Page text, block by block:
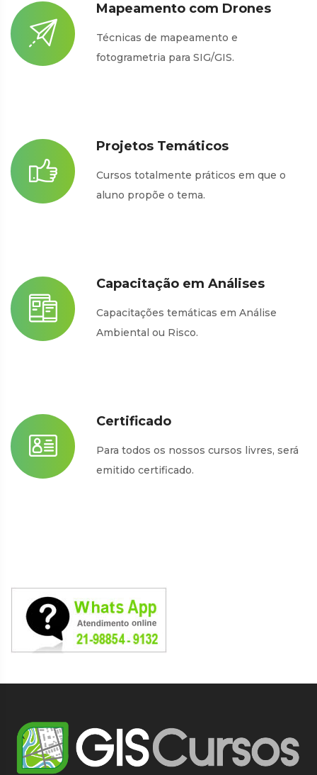
Mapeamento com Drones
Técnicas de mapeamento e
fotogrametria para SIG/GIS.
Projetos Temáticos
Cursos totalmente práticos em que o
aluno propõe o tema.
Capacitação em Análises
Capacitações temáticas em Análise
Ambiental ou Risco.
Certificado
Para todos os nossos cursos livres, será
emitido certificado.